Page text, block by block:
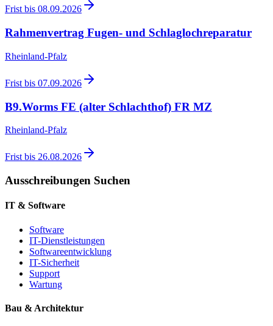
Frist bis 08.09.2026
Rahmenvertrag Fugen- und Schlaglochreparatur
Rheinland-Pfalz
Frist bis 07.09.2026
B9.Worms FE (alter Schlachthof) FR MZ
Rheinland-Pfalz
Frist bis 26.08.2026
Ausschreibungen Suchen
IT & Software
Software
IT-Dienstleistungen
Softwareentwicklung
IT-Sicherheit
Support
Wartung
Bau & Architektur